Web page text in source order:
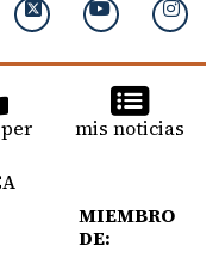
mis noticias
MIEMBRO
DE: